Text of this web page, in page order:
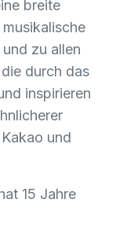
breite
zu allen
durch das
inspirieren
und
15 Jahre